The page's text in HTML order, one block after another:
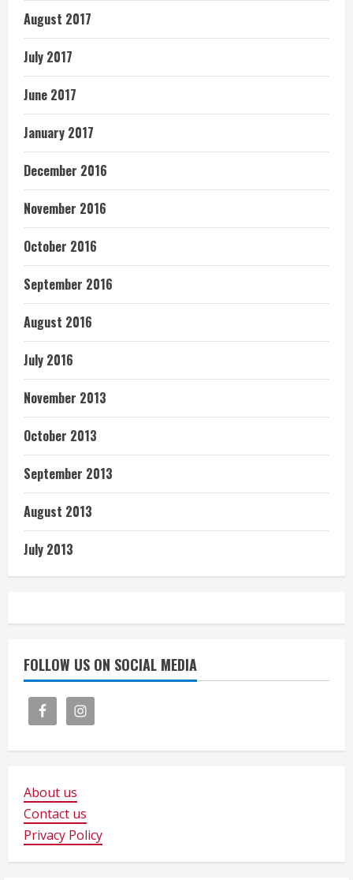
August 2017
July 2017
June 2017
January 2017
December 2016
November 2016
October 2016
September 2016
August 2016
July 2016
November 2013
October 2013
September 2013
August 2013
July 2013
FOLLOW US ON SOCIAL MEDIA
About us
Contact us
Privacy Policy